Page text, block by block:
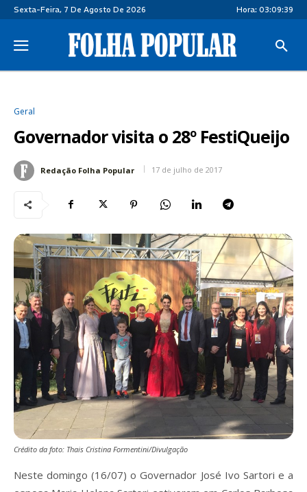
Sexta-Feira, 7 De Agosto De 2026 Hora: 03:09:40
Geral
Governador visita o 28º FestiQueijo
Redação Folha Popular 17 de julho de 2017
Crédito da foto: Thais Cristina Formentini/Divulgação
Neste domingo (16/07) o Governador José Ivo Sartori e a